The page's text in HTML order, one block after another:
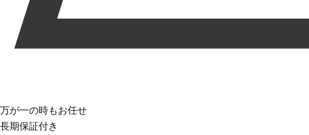
万が一の時もお任せ
長期保証付き